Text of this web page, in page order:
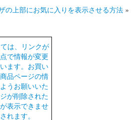
の上部にお気に入りを表示させる方法 »